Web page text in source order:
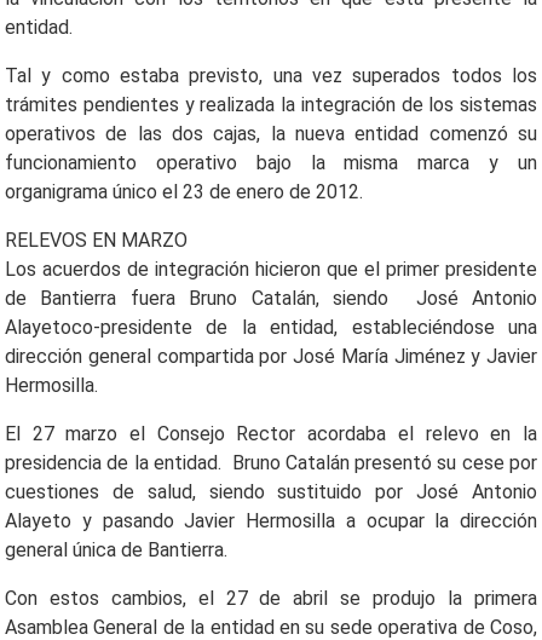
entidad.
Tal y como estaba previsto, una vez superados todos los
trámites pendientes y realizada la integración de los sistemas
operativos de las dos cajas, la nueva entidad comenzó su
funcionamiento operativo bajo la misma marca y un
organigrama único el 23 de enero de 2012.
RELEVOS EN MARZO
Los acuerdos de integración hicieron que el primer presidente
de Bantierra fuera Bruno Catalán, siendo José Antonio
Alayetoco-presidente de la entidad, estableciéndose una
dirección general compartida por José María Jiménez y Javier
Hermosilla.
El 27 marzo el Consejo Rector acordaba el relevo en la
presidencia de la entidad. Bruno Catalán presentó su cese por
cuestiones de salud, siendo sustituido por José Antonio
Alayeto y pasando Javier Hermosilla a ocupar la dirección
general única de Bantierra.
Con estos cambios, el 27 de abril se produjo la primera
Asamblea General de la entidad en su sede operativa de Coso,